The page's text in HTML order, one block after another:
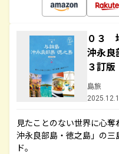
０３
沖永
３訂版
島旅
見たことのない世界に心
沖永良部島・徳之島」の
ド。